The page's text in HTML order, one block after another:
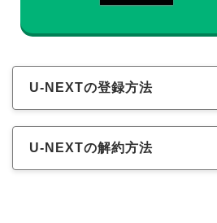
U-NEXTの登録方法
U-NEXTの解約方法